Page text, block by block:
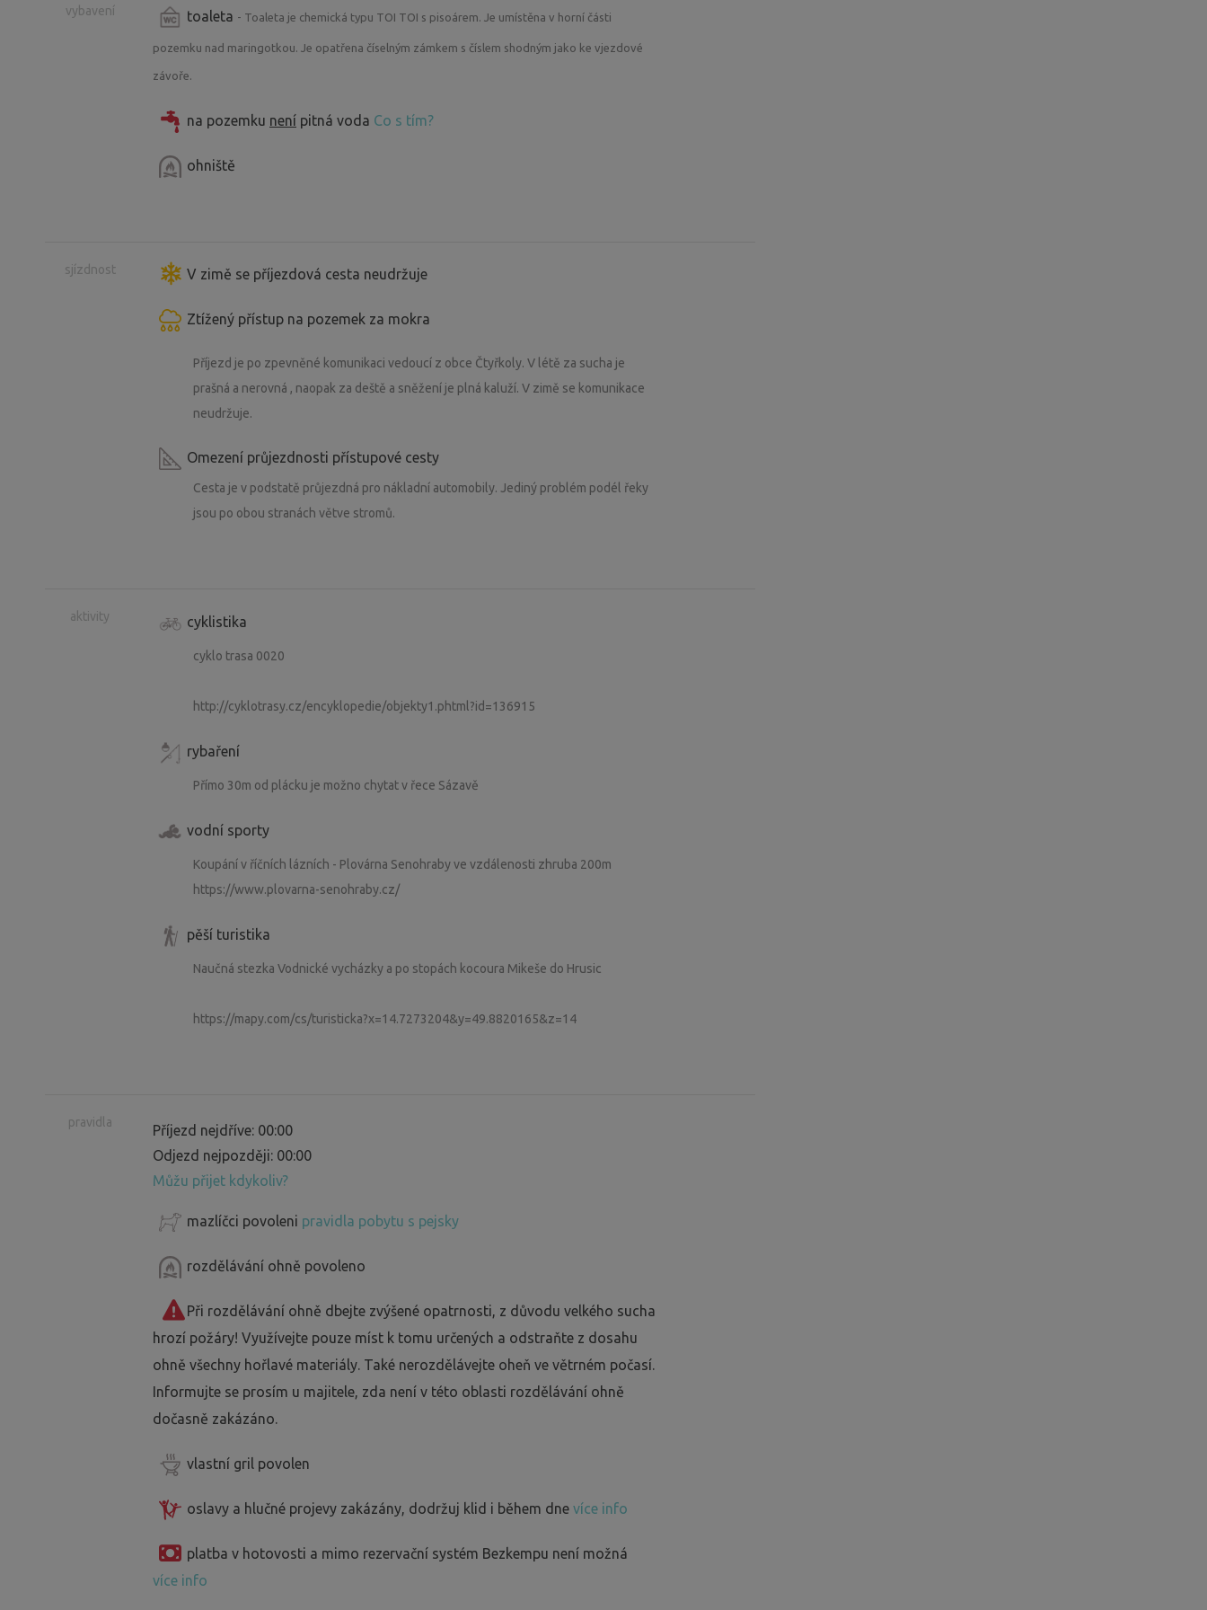
vybavení toaleta - Toaleta je chemická typu TOI TOI s pisoárem. Je umístěna v horní části
pozemku nad maringotkou. Je opatřena číselným zámkem s číslem shodným jako ke vjezdové
závoře.
na pozemku není pitná voda Co s tím?
ohniště
sjízdnost V zimě se příjezdová cesta neudržuje
Ztížený přístup na pozemek za mokra
Příjezd je po zpevněné komunikaci vedoucí z obce Čtyřkoly. V létě za sucha je
prašná a nerovná , naopak za deště a sněžení je plná kaluží. V zimě se komunikace
neudržuje.
Omezení průjezdnosti přístupové cesty
Cesta je v podstatě průjezdná pro nákladní automobily. Jediný problém podél řeky
jsou po obou stranách větve stromů.
aktivity cyklistika
cyklo trasa 0020
http://cyklotrasy.cz/encyklopedie/objekty1.phtml?id=136915
rybaření
Přímo 30m od plácku je možno chytat v řece Sázavě
vodní sporty
Koupání v říčních lázních - Plovárna Senohraby ve vzdálenosti zhruba 200m
https://www.plovarna-senohraby.cz/
pěší turistika
Naučná stezka Vodnické vycházky a po stopách kocoura Mikeše do Hrusic
https://mapy.com/cs/turisticka?x=14.7273204&y=49.8820165&z=14
pravidla
Příjezd nejdříve: 00:00
Odjezd nejpozději: 00:00
Můžu přijet kdykoliv?
mazlíčci povoleni pravidla pobytu s pejsky
rozdělávání ohně povoleno
Při rozdělávání ohně dbejte zvýšené opatrnosti, z důvodu velkého sucha
hrozí požáry! Využívejte pouze míst k tomu určených a odstraňte z dosahu
ohně všechny hořlavé materiály. Také nerozdělávejte oheň ve větrném počasí.
Informujte se prosím u majitele, zda není v této oblasti rozdělávání ohně
dočasně zakázáno.
vlastní gril povolen
oslavy a hlučné projevy zakázány, dodržuj klid i během dne více info
platba v hotovosti a mimo rezervační systém Bezkempu není možná
více info